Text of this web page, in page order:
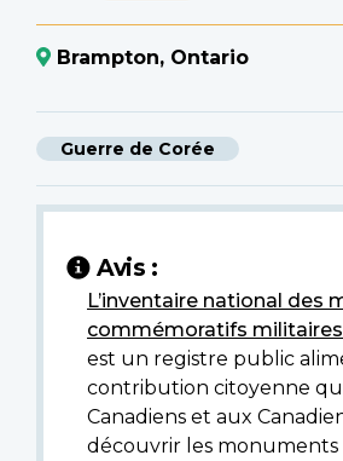
Brampton, Ontario
Guerre de Corée
Avis :
L’inventaire national des
commémoratifs
est un registre public
contribution citoyenne
Canadiens et aux
découvrir les monuments